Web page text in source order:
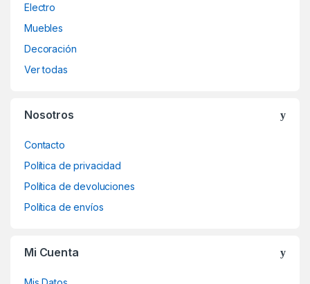
Electro
Muebles
Decoración
Ver todas
Nosotros
Contacto
Política de privacidad
Política de devoluciones
Política de envíos
Mi Cuenta